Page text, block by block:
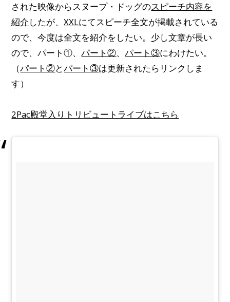
された映像からスヌープ・ドッグのスピーチ内容を
紹介したが、XXLにてスピーチ全文が掲載されている
ので、今度は全文を紹介をしたい。少し文章が長い
ので、パート①、パート②、パート③にわけたい。
（パート②とパート③は更新されたらリンクしま
す）
2Pac殿堂入りトリビュートライブはこちら